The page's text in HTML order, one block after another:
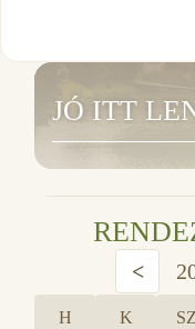
JÓ ITT
<
H K SZ